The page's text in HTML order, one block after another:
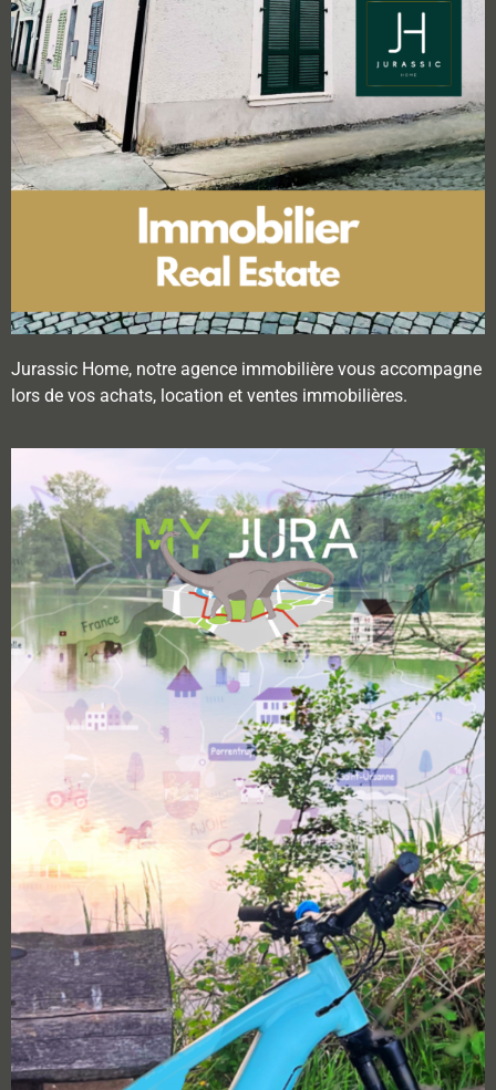
Jurassic Home, notre agence immobilière vous accompagne
lors de vos achats, location et ventes immobilières.